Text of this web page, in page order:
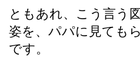
ともあれ、こう言う
姿を、パパに見ても
です。